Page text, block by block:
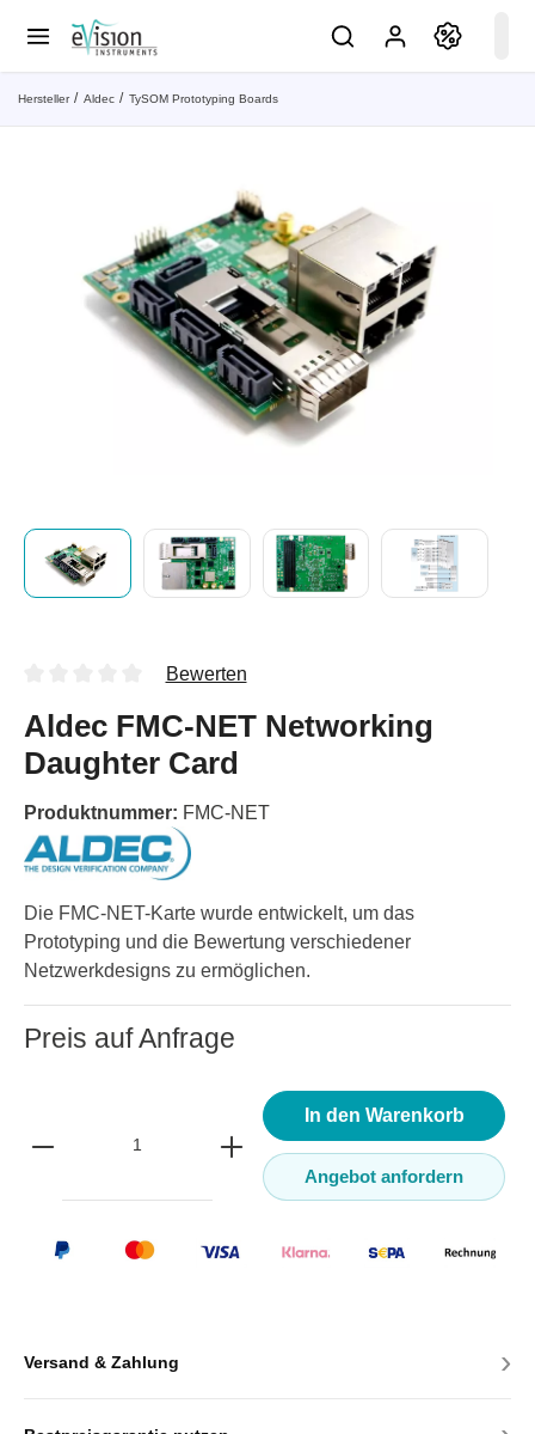
Hersteller Aldec TySOM Prototyping Boards
Bewerten
Aldec FMC-NET Networking
Daughter Card
Produktnummer: FMC-NET
Die FMC-NET-Karte wurde entwickelt, um das
Prototyping und die Bewertung verschiedener
Netzwerkdesigns zu ermöglichen.
Preis auf Anfrage
In den Warenkorb
Angebot anfordern
Versand & Zahlung ›